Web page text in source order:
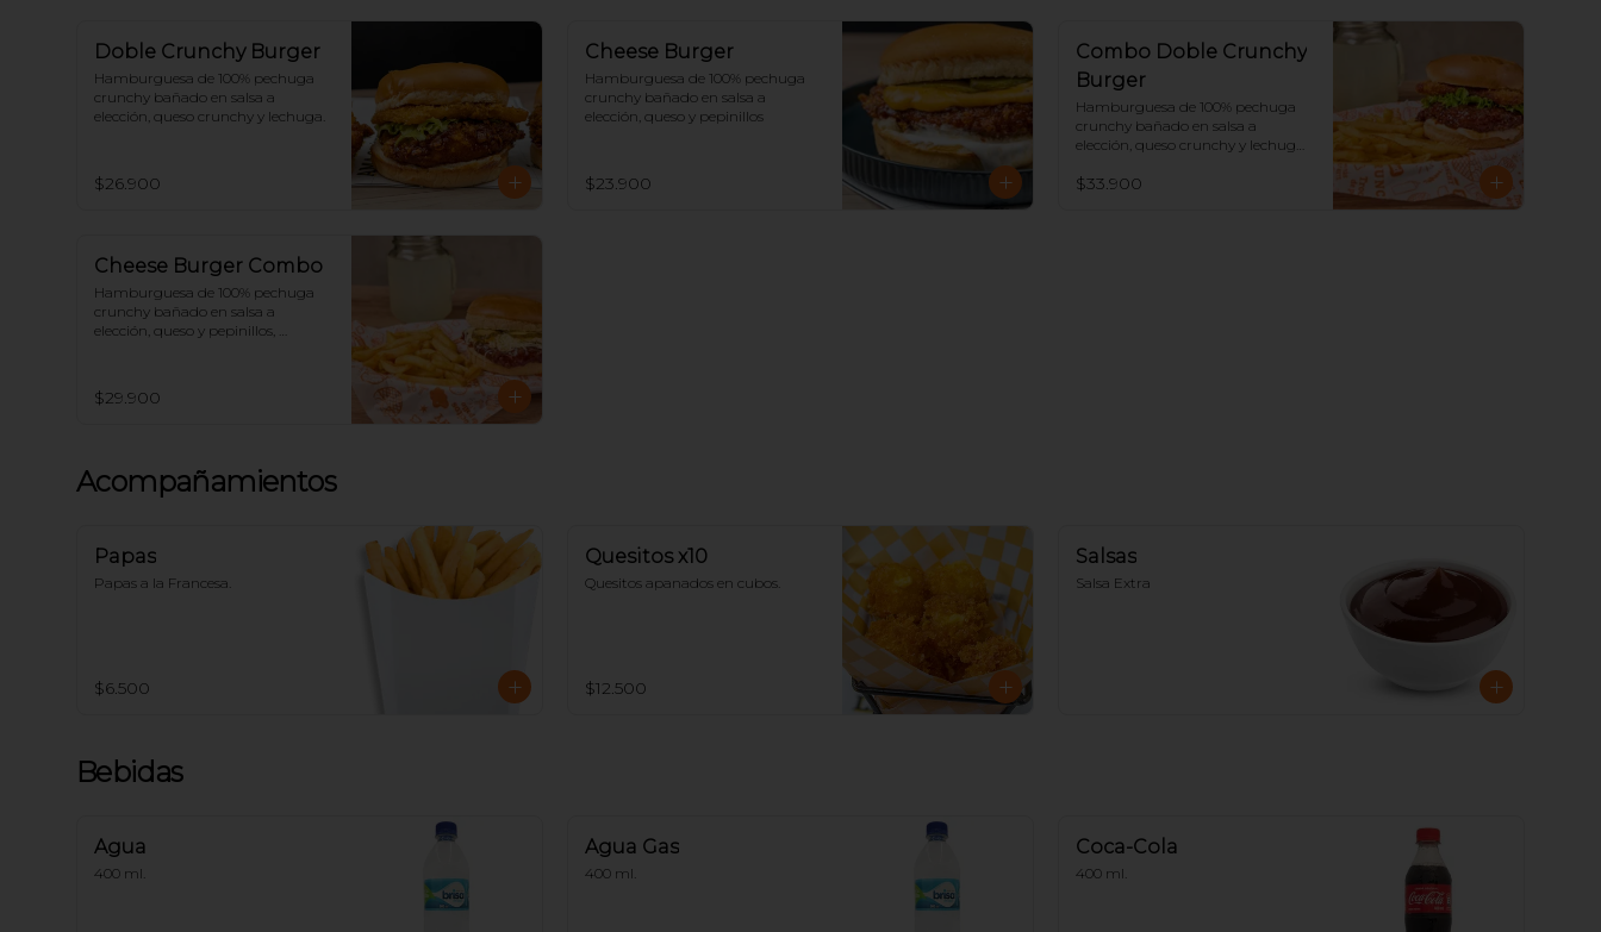
Doble Crunchy Burger
Hamburguesa de 100% pechuga
crunchy bañado en salsa a
elección, queso crunchy y lechuga.
$26.900
Cheese Burger
Hamburguesa de 100% pechuga
crunchy bañado en salsa a
elección, queso y pepinillos
$23.900
Combo Doble Crunchy
Burger
Hamburguesa de 100% pechuga
crunchy bañado en salsa a
elección, queso crunchy y lechuga,
limonada.
$33.900
Cheese Burger Combo
Hamburguesa de 100% pechuga
crunchy bañado en salsa a
elección, queso y pepinillos,
$29.900
Acompañamientos
Papas
Papas a la Francesa.
$6.500
Quesitos x10
Quesitos apanados en cubos.
$12.500
Salsas
Salsa Extra
Bebidas
Agua
400 ml.
Agua Gas
400 ml.
Coca-Cola
400 ml.